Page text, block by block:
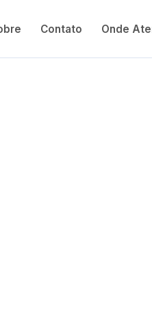
Contato Onde